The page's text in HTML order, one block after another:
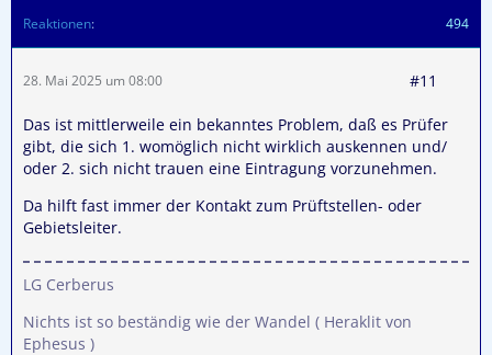
Reaktionen 494
28. Mai 2025 um 08:00 #11
Das ist mittlerweile ein bekanntes Problem, daß es Prüfer
gibt, die sich 1. womöglich nicht wirklich auskennen und/
oder 2. sich nicht trauen eine Eintragung vorzunehmen.
Da hilft fast immer der Kontakt zum Prüftstellen- oder
Gebietsleiter.
LG Cerberus
Nichts ist so beständig wie der Wandel ( Heraklit von
Ephesus )